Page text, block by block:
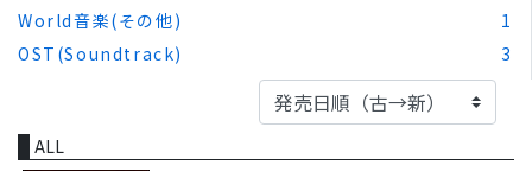
World音楽(その他)
1
OST(Soundtrack)
3
ALL